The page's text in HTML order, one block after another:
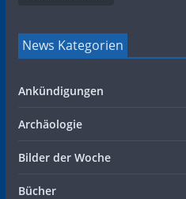
News Kategorien
Ankündigungen
Archäologie
Bilder der Woche
Bücher